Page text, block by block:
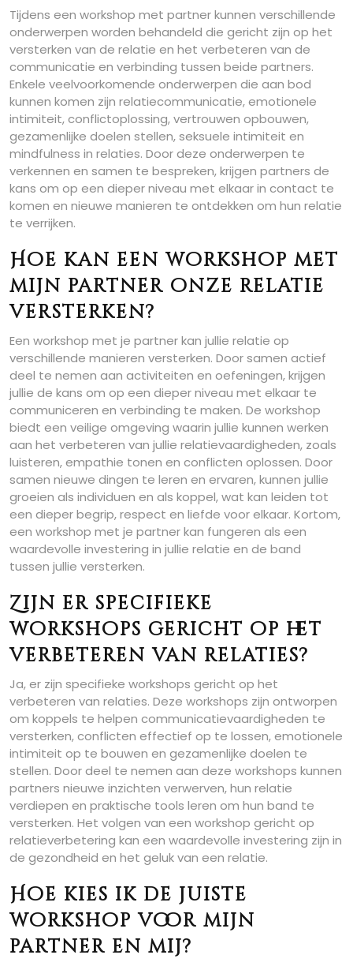
Tijdens een workshop met partner kunnen verschillende
onderwerpen worden behandeld die gericht zijn op het
versterken van de relatie en het verbeteren van de
communicatie en verbinding tussen beide partners.
Enkele veelvoorkomende onderwerpen die aan bod
kunnen komen zijn relatiecommunicatie, emotionele
intimiteit, conflictoplossing, vertrouwen opbouwen,
gezamenlijke doelen stellen, seksuele intimiteit en
mindfulness in relaties. Door deze onderwerpen te
verkennen en samen te bespreken, krijgen partners de
kans om op een dieper niveau met elkaar in contact te
komen en nieuwe manieren te ontdekken om hun relatie
te verrijken.
Hoe kan een workshop met
mijn partner onze relatie
versterken?
Een workshop met je partner kan jullie relatie op
verschillende manieren versterken. Door samen actief
deel te nemen aan activiteiten en oefeningen, krijgen
jullie de kans om op een dieper niveau met elkaar te
communiceren en verbinding te maken. De workshop
biedt een veilige omgeving waarin jullie kunnen werken
aan het verbeteren van jullie relatievaardigheden, zoals
luisteren, empathie tonen en conflicten oplossen. Door
samen nieuwe dingen te leren en ervaren, kunnen jullie
groeien als individuen en als koppel, wat kan leiden tot
een dieper begrip, respect en liefde voor elkaar. Kortom,
een workshop met je partner kan fungeren als een
waardevolle investering in jullie relatie en de band
tussen jullie versterken.
Zijn er specifieke
workshops gericht op het
verbeteren van relaties?
Ja, er zijn specifieke workshops gericht op het
verbeteren van relaties. Deze workshops zijn ontworpen
om koppels te helpen communicatievaardigheden te
versterken, conflicten effectief op te lossen, emotionele
intimiteit op te bouwen en gezamenlijke doelen te
stellen. Door deel te nemen aan deze workshops kunnen
partners nieuwe inzichten verwerven, hun relatie
verdiepen en praktische tools leren om hun band te
versterken. Het volgen van een workshop gericht op
relatieverbetering kan een waardevolle investering zijn in
de gezondheid en het geluk van een relatie.
Hoe kies ik de juiste
workshop voor mijn
partner en mij?